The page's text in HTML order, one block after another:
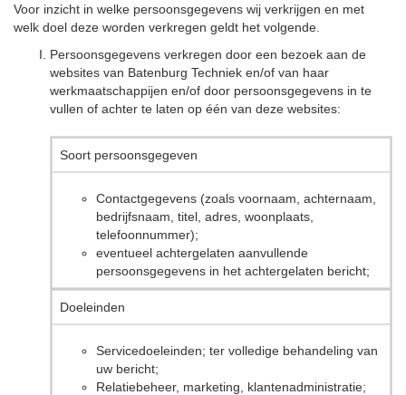
Voor inzicht in welke persoonsgegevens wij verkrijgen en met
welk doel deze worden verkregen geldt het volgende.
Persoonsgegevens verkregen door een bezoek aan de
websites van Batenburg Techniek en/of van haar
werkmaatschappijen en/of door persoonsgegevens in te
vullen of achter te laten op één van deze websites:
Soort persoonsgegeven
Contactgegevens (zoals voornaam, achternaam,
bedrijfsnaam, titel, adres, woonplaats,
telefoonnummer);
eventueel achtergelaten aanvullende
persoonsgegevens in het achtergelaten bericht;
Doeleinden
Servicedoeleinden; ter volledige behandeling van
uw bericht;
Relatiebeheer, marketing, klantenadministratie;